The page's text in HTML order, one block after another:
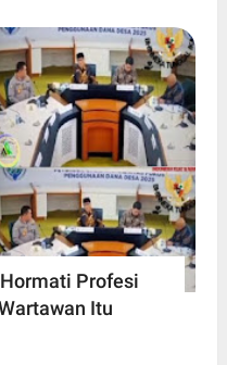
Profesi
Itu